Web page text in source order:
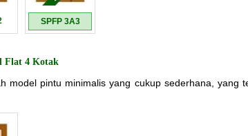
SPFP 3A3
Flat 4 Kotak
model pintu minimalis yang cukup sederhana,